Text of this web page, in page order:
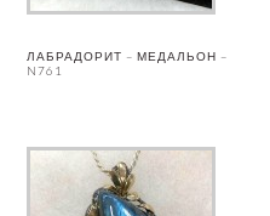
ЛАБРАДОРИТ – МЕДАЛЬОН –
N761